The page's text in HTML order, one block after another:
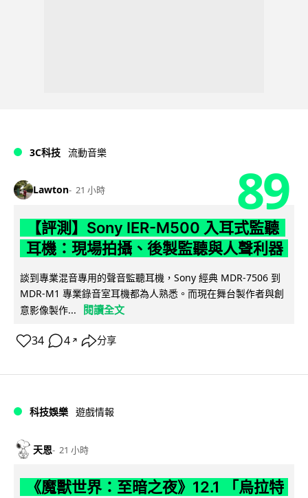
3C科技 流動音樂
Lawton 21 小時 89
【評測】Sony IER-M500 入耳式監聽
耳機：現場拍攝、後製監聽與人聲利器
談到專業混音專用的聲音監聽耳機，Sony 經典 MDR-7506 到
MDR-M1 專業錄音室耳機都為人熟悉。而現在舞台製作者與創
意影像製作...
閱讀全文
34 4 ↗ 分享
科技娛樂 遊戲情報
天恩 21 小時
《魔獸世界：至暗之夜》12.1 「烏拉特